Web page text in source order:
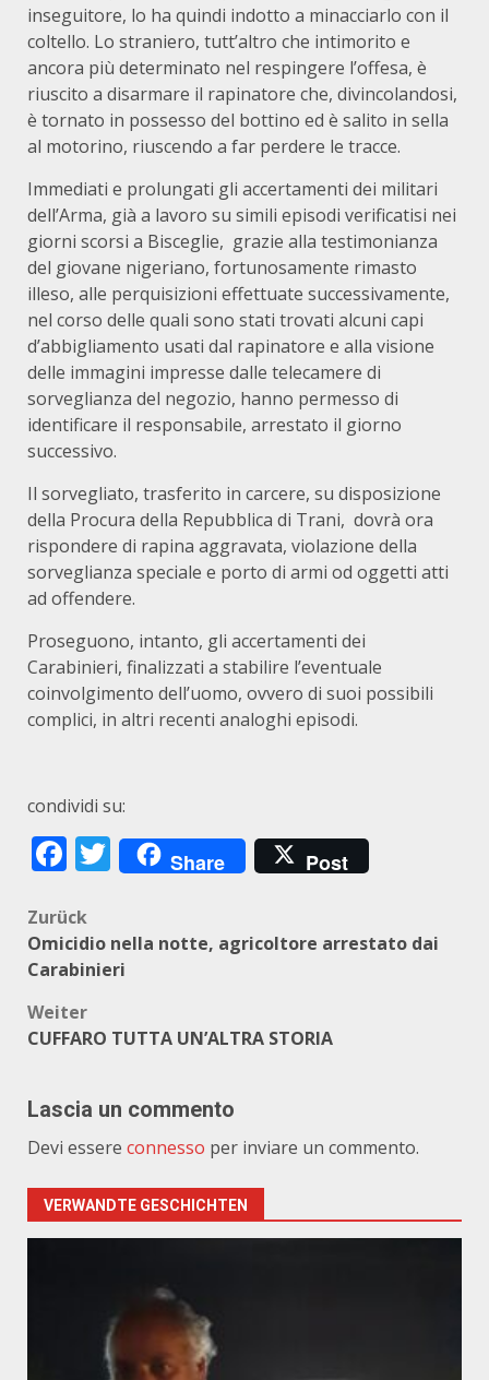
inseguitore, lo ha quindi indotto a minacciarlo con il
coltello. Lo straniero, tutt’altro che intimorito e
ancora più determinato nel respingere l’offesa, è
riuscito a disarmare il rapinatore che, divincolandosi,
è tornato in possesso del bottino ed è salito in sella
al motorino, riuscendo a far perdere le tracce.
Immediati e prolungati gli accertamenti dei militari
dell’Arma, già a lavoro su simili episodi verificatisi nei
giorni scorsi a Bisceglie, grazie alla testimonianza
del giovane nigeriano, fortunosamente rimasto
illeso, alle perquisizioni effettuate successivamente,
nel corso delle quali sono stati trovati alcuni capi
d’abbigliamento usati dal rapinatore e alla visione
delle immagini impresse dalle telecamere di
sorveglianza del negozio, hanno permesso di
identificare il responsabile, arrestato il giorno
successivo.
Il sorvegliato, trasferito in carcere, su disposizione
della Procura della Repubblica di Trani, dovrà ora
rispondere di rapina aggravata, violazione della
sorveglianza speciale e porto di armi od oggetti atti
ad offendere.
Proseguono, intanto, gli accertamenti dei
Carabinieri, finalizzati a stabilire l’eventuale
coinvolgimento dell’uomo, ovvero di suoi possibili
complici, in altri recenti analoghi episodi.
condividi su:
Facebook
Twitter
Share Post
Beitragsnavigation
Zurück
Omicidio nella notte, agricoltore arrestato dai
Carabinieri
Weiter
CUFFARO TUTTA UN’ALTRA STORIA
Lascia un commento
Devi essere connesso per inviare un commento.
VERWANDTE GESCHICHTEN